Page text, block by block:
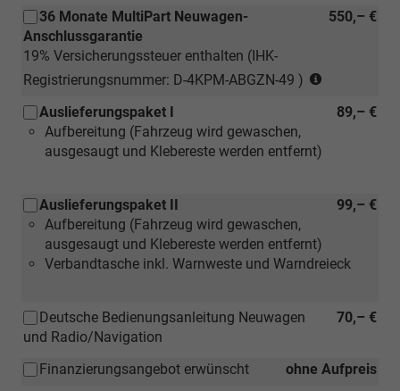
550,– €
36 Monate MultiPart Neuwagen-
Anschlussgarantie
19% Versicherungssteuer enthalten (IHK-
Registrierungsnummer: D-4KPM-ABGZN-49 )
Neuwagen)
89,– €
Auslieferungspaket I
Aufbereitung (Fahrzeug wird gewaschen,
ausgesaugt und Klebereste werden entfernt)
99,– €
Auslieferungspaket II
Aufbereitung (Fahrzeug wird gewaschen,
ausgesaugt und Klebereste werden entfernt)
Verbandtasche inkl. Warnweste und Warndreieck
70,– €
Deutsche Bedienungsanleitung Neuwagen
und Radio/Navigation
ohne Aufpreis
Finanzierungsangebot erwünscht